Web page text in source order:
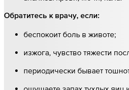
Обратитесь к врачу, если:
беспокоит боль в животе;
изжога, чувство тяжести
периодически бывает